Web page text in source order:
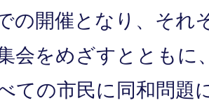
の開催となり、それ
会をめざすとともに
ての市民に同和問題